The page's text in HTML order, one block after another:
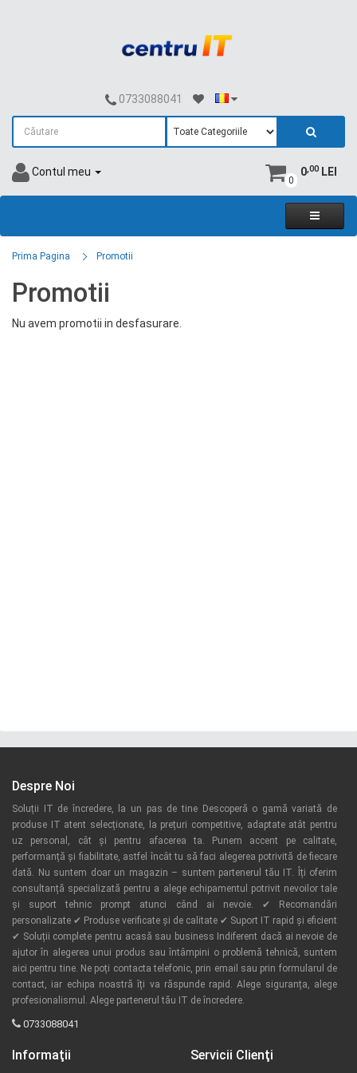
0733088041
Contul meu
0
0,00LEI
Prima Pagina Promotii
Promotii
Nu avem promotii in desfasurare.
Despre Noi
Soluții IT de încredere, la un pas de tine Descoperă o gamă variată de
produse IT atent selecționate, la prețuri competitive, adaptate atât pentru
uz personal, cât și pentru afacerea ta. Punem accent pe calitate,
performanță și fiabilitate, astfel încât tu să faci alegerea potrivită de fiecare
dată. Nu suntem doar un magazin – suntem partenerul tău IT. Îți oferim
consultanță specializată pentru a alege echipamentul potrivit nevoilor tale
și suport tehnic prompt atunci când ai nevoie. ✔ Recomandări
personalizate ✔ Produse verificate și de calitate ✔ Suport IT rapid și eficient
✔ Soluții complete pentru acasă sau business Indiferent dacă ai nevoie de
ajutor în alegerea unui produs sau întâmpini o problemă tehnică, suntem
aici pentru tine. Ne poți contacta telefonic, prin email sau prin formularul de
contact, iar echipa noastră îți va răspunde rapid. Alege siguranța, alege
profesionalismul. Alege partenerul tău IT de încredere.
0733088041
Informaţii Servicii Clienţi